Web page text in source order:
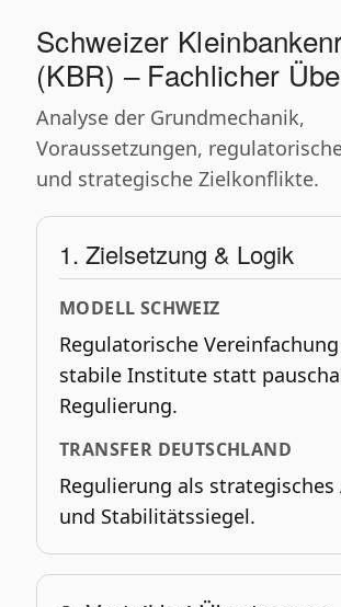
Schweizer
(KBR) – Fachlicher
Analyse der Grundmechanik,
Voraussetzungen,
und strategische Zielkonflikte.
1. Zielsetzung & Logik
MODELL SCHWEIZ
Regulatorische
stabile Institute statt
Regulierung.
TRANSFER DEUTSCHLAND
Regulierung als strategisches
und Stabilitätssiegel.